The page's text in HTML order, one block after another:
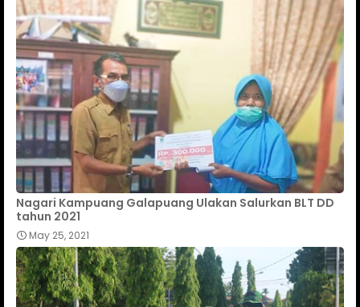
Nagari Kampuang Galapuang Ulakan Salurkan BLT DD
tahun 2021
May 25, 2021